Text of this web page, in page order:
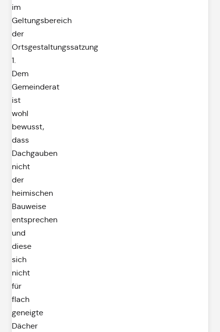
im
Geltungsbereich
der
Ortsgestaltungssatzung
1.
Dem
Gemeinderat
ist
wohl
bewusst,
dass
Dachgauben
nicht
der
heimischen
Bauweise
entsprechen
und
diese
sich
nicht
für
flach
geneigte
Dächer